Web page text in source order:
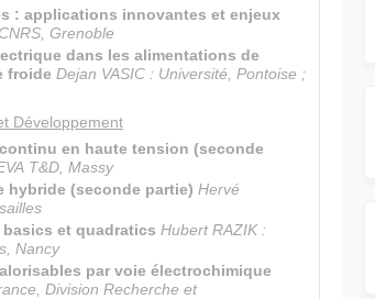
: applications innovantes et enjeux
Grenoble
dans les alimentations de
froide Dejan VASIC : Université, Pontoise ;
Développement
en haute tension (seconde
T&D, Massy
hybride (seconde partie) Hervé
basics et quadratics Hubert RAZIK :
Nancy
par voie électrochimique
Division Recherche et